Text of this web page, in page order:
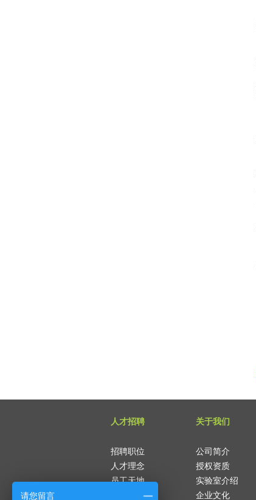
人才招聘
招聘职位
人才理念
员工天地
关于我们
公司简介
授权资质
实验室介绍
企业文化
请您留言